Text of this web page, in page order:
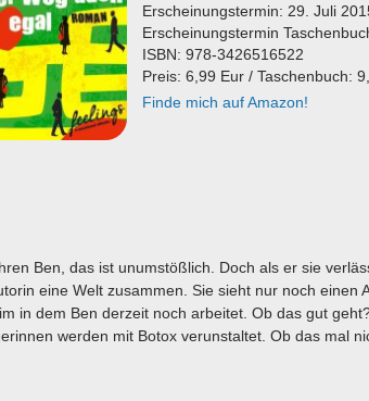
Erscheinungstermin: 29. Juli
Erscheinungstermin
ISBN: 978-3426516522
Preis: 6,99 Eur / Taschenbuch:
Finde mich auf Amazon!
Ben, das ist unumstößlich. Doch als er sie
eine Welt zusammen. Sie sieht nur noch
in dem Ben derzeit noch arbeitet. Ob das gut
werden mit Botox verunstaltet. Ob das mal